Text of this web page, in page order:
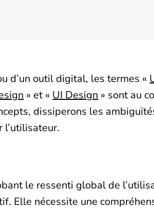
d’un outil digital, les termes «
» et « UI Design » sont au
dissiperons les
l’utilisateur.
le ressenti global de
Elle nécessite une